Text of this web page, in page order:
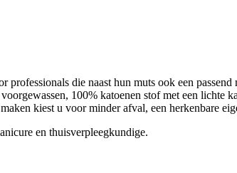
professionals die naast hun muts ook een
100% katoenen stof met een
kiest u voor minder afval, een herkenbare
en thuisverpleegkundige.